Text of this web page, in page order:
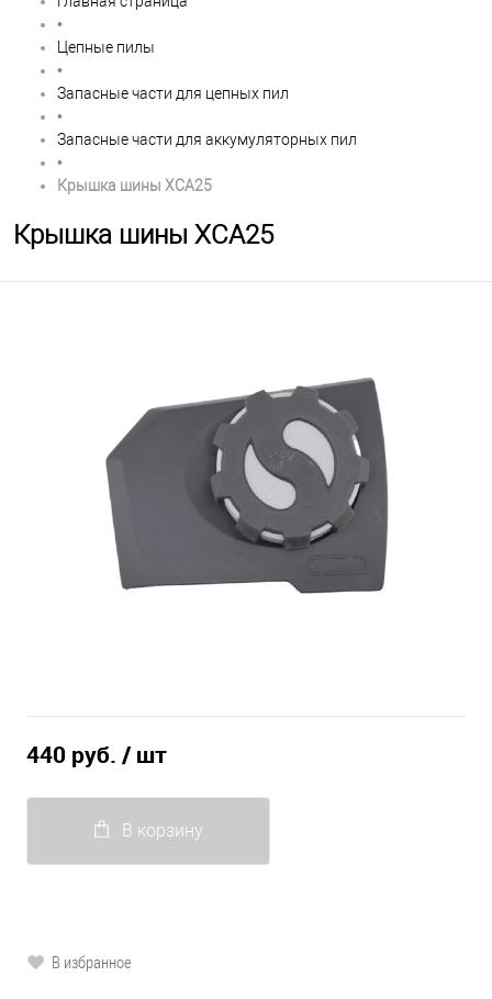
•
Цепные пилы
•
Запасные части для цепных пил
•
Запасные части для аккумуляторных пил
•
Крышка шины XCA25
Крышка шины XCA25
440 руб. / шт
В корзину
В избранное